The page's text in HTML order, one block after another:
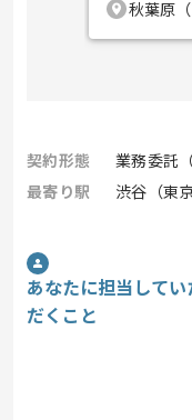
秋葉原（
契約形態
業務委託
最寄り駅
渋谷（東京
あなたに担当してい
だくこと